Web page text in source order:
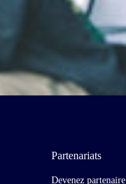
Partenariats
Devenez partenaire